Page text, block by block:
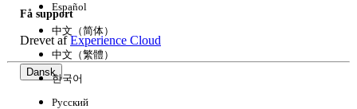
Få support
Drevet afExperience Cloud
Dansk
Español
中文（简体）
中文（繁體）
한국어
Русский